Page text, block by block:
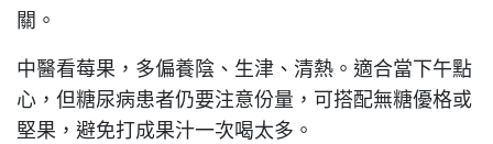
關。
中醫看莓果，多偏養陰、生津、清熱。適合當下午點
心，但糖尿病患者仍要注意份量，可搭配無糖優格或
堅果，避免打成果汁一次喝太多。